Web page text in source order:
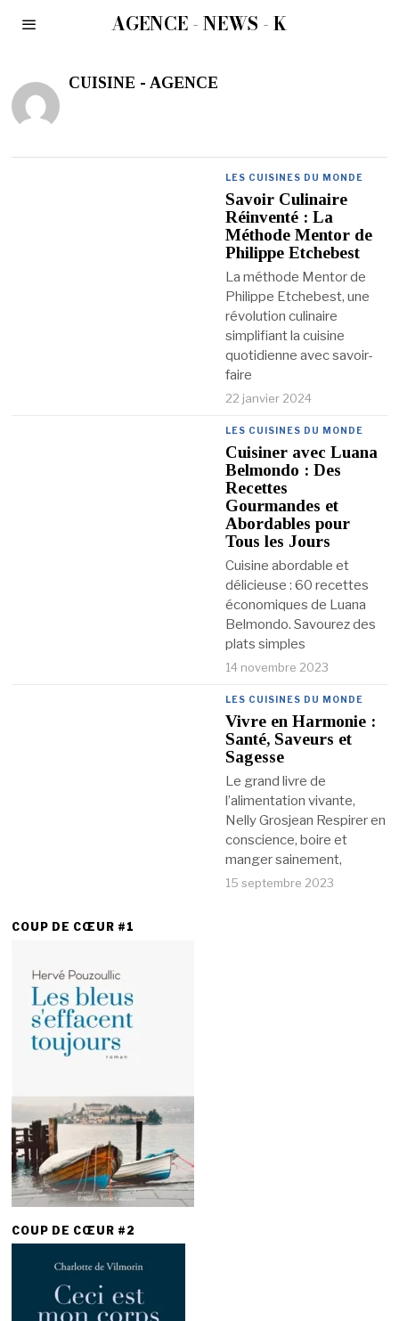
AGENCE - NEWS - K
CUISINE - AGENCE
LES CUISINES DU MONDE
Savoir Culinaire
Réinventé : La
Méthode Mentor de
Philippe Etchebest
La méthode Mentor de
Philippe Etchebest, une
révolution culinaire
simplifiant la cuisine
quotidienne avec savoir-
faire
22 janvier 2024
LES CUISINES DU MONDE
Cuisiner avec Luana
Belmondo : Des
Recettes
Gourmandes et
Abordables pour
Tous les Jours
Cuisine abordable et
délicieuse : 60 recettes
économiques de Luana
Belmondo. Savourez des
plats simples
14 novembre 2023
LES CUISINES DU MONDE
Vivre en Harmonie :
Santé, Saveurs et
Sagesse
Le grand livre de
l’alimentation vivante,
Nelly Grosjean Respirer en
conscience, boire et
manger sainement,
15 septembre 2023
COUP DE CŒUR #1
COUP DE CŒUR #2